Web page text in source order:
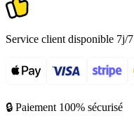
Service client disponible 7j/7
🔒 Paiement 100% sécurisé